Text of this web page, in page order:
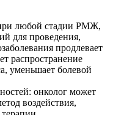
любой стадии РМЖ,
для проведения,
продлевает
распространение
уменьшает болевой
онколог может
воздействия,